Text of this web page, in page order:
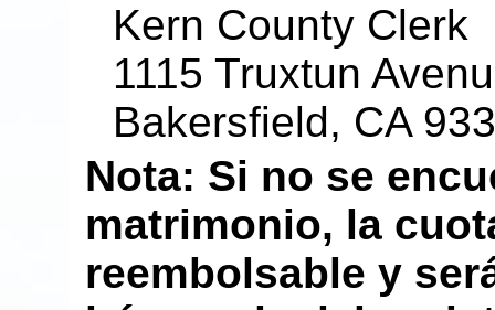
Kern County Clerk
1115 Truxtun
Bakersfield, CA
Nota: Si no se
matrimonio, la
reembolsable y